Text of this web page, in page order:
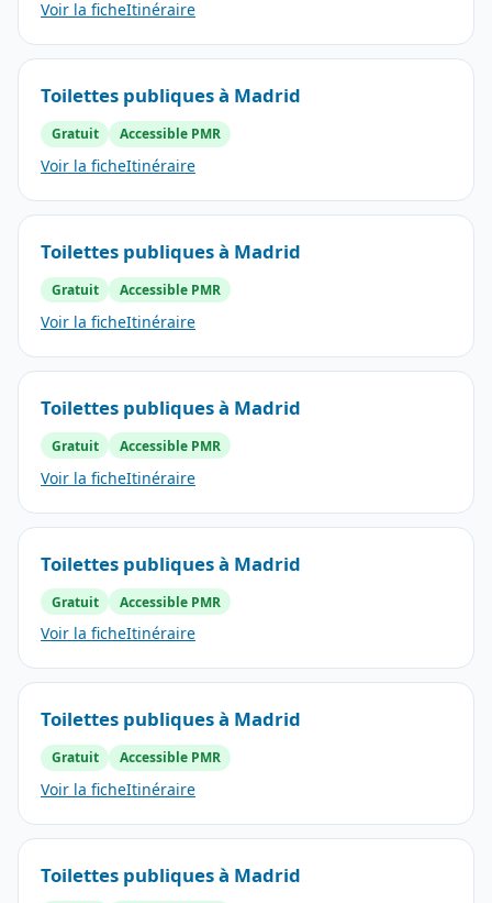
Voir la ficheItinéraire
Toilettes publiques à Madrid
Gratuit Accessible PMR
Voir la ficheItinéraire
Toilettes publiques à Madrid
Gratuit Accessible PMR
Voir la ficheItinéraire
Toilettes publiques à Madrid
Gratuit Accessible PMR
Voir la ficheItinéraire
Toilettes publiques à Madrid
Gratuit Accessible PMR
Voir la ficheItinéraire
Toilettes publiques à Madrid
Gratuit Accessible PMR
Voir la ficheItinéraire
Toilettes publiques à Madrid